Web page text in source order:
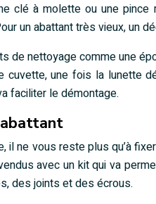
clé à molette ou une
un abattant très vieux, un
de nettoyage comme une
une fois la lunette
faciliter le démontage.
il ne vous reste plus qu’à
avec un kit qui va
des joints et des écrous.